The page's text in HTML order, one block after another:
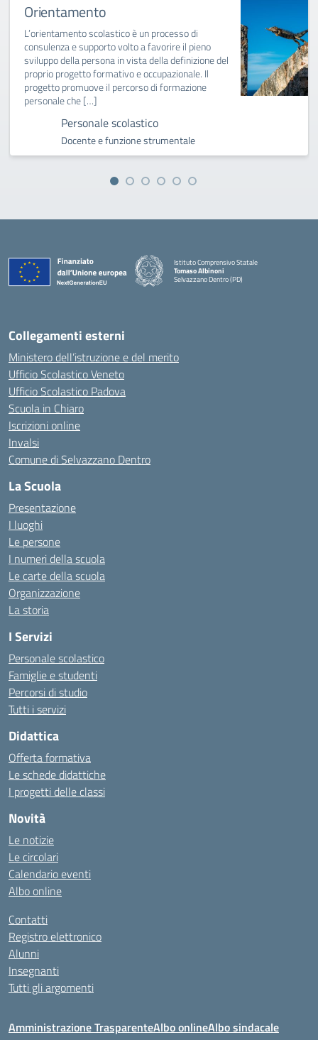
Orientamento
L’orientamento scolastico è un processo di
consulenza e supporto volto a favorire il pieno
sviluppo della persona in vista della definizione del
proprio progetto formativo e occupazionale. Il
progetto promuove il percorso di formazione
personale che […]
Personale scolastico
Docente e funzione strumentale
Istituto Comprensivo Statale
Tomaso Albinoni
Selvazzano Dentro (PD)
Collegamenti esterni
Ministero dell’istruzione e del merito
Ufficio Scolastico Veneto
Ufficio Scolastico Padova
Scuola in Chiaro
Iscrizioni online
Invalsi
Comune di Selvazzano Dentro
La Scuola
Presentazione
I luoghi
Le persone
I numeri della scuola
Le carte della scuola
Organizzazione
La storia
I Servizi
Personale scolastico
Famiglie e studenti
Percorsi di studio
Tutti i servizi
Didattica
Offerta formativa
Le schede didattiche
I progetti delle classi
Novità
Le notizie
Le circolari
Calendario eventi
Albo online
Contatti
Registro elettronico
Alunni
Insegnanti
Tutti gli argomenti
Amministrazione TrasparenteAlbo onlineAlbo sindacale